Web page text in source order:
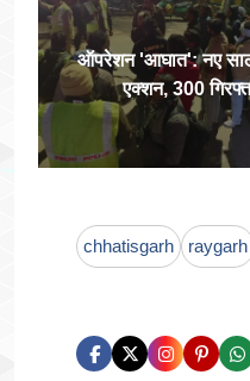
ऑपरेशन 'आघात': नए
एक्शन, 300
chhatisgarh raygarh